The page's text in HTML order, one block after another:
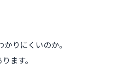
りにくいのか。
ます。